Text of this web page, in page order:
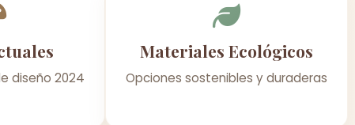
diseño 2024
Materiales Ecológicos
Opciones sostenibles y duraderas